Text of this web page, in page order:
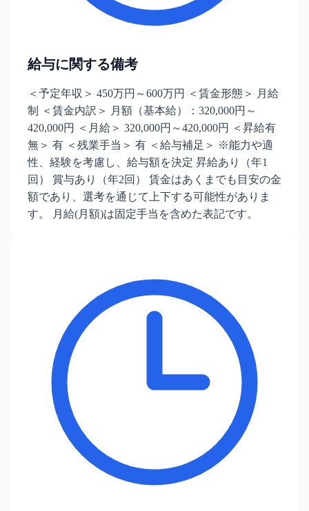
給与に関する備考
＜予定年収＞ 450万円～600万円 ＜賃金形態＞ 月給
制 ＜賃金内訳＞ 月額（基本給）：320,000円～
420,000円 ＜月給＞ 320,000円～420,000円 ＜昇給有
無＞ 有 ＜残業手当＞ 有 ＜給与補足＞ ※能力や適
性、経験を考慮し、給与額を決定 昇給あり（年1
回） 賞与あり（年2回） 賃金はあくまでも目安の金
額であり、選考を通じて上下する可能性がありま
す。 月給(月額)は固定手当を含めた表記です。